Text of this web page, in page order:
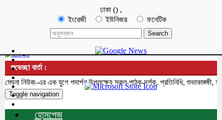
ঢাকা () ,
ইংরেজী
ইউনিজয় ফনেটিক
শুভেচ্ছা বার্তা :
নিউজ-এর এক যুগে পদার্পণ উপলক্ষ্যে সকল পাঠক-দর্শক, প্রতিনিধি, শুভাকাঙ্ক্ষী,
Toggle navigation
হোমপেজ